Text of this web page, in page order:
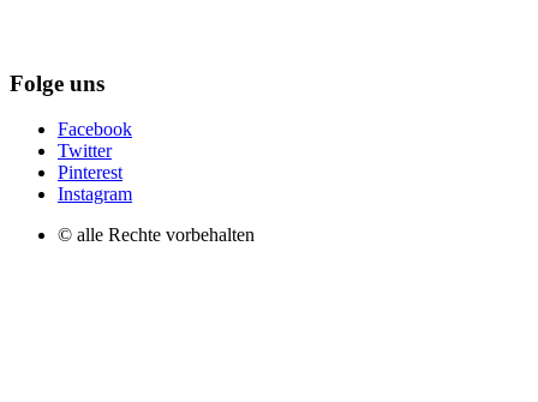
Folge uns
Facebook
Twitter
Pinterest
Instagram
© alle Rechte vorbehalten